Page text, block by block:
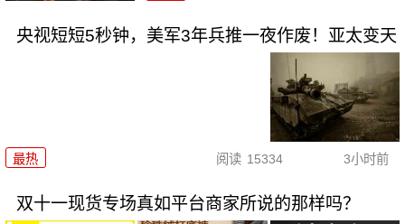
央视短短5秒钟，美军3年兵推一夜作废！亚太变天
最热 阅读 15334 3小时前
双十一现货专场真如平台商家所说的那样吗？